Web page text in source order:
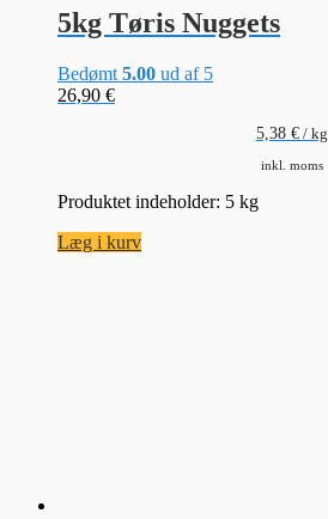
5kg Tøris Nuggets
Bedømt 5.00 ud af 5
26,90 €
5,38 € / kg
inkl. moms
Produktet indeholder: 5 kg
Læg i kurv